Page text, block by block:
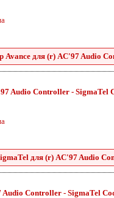
Avance для (r) AC'97 Audio
Audio Controller - SigmaTel
для (r) AC'97 Audio
Controller - SigmaTel